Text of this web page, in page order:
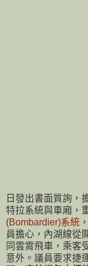
日發出書面質詢，
特拉系統與車廂，
(Bombardier)系統
員擔心，內湖線從
同雲霄飛車，乘客
意外。議員要求捷